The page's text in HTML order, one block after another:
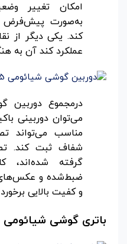
امکان تغییر
به‌صورت پیش‌فرض
عملکرد کند آن به
می‌توان دوربینی
مناسب می‌تواند
شفاف ثبت کند.
گرفته شده‌اند،
ضبط‌شده و
و کفیت بالایی
باتری گوشی شیائومی